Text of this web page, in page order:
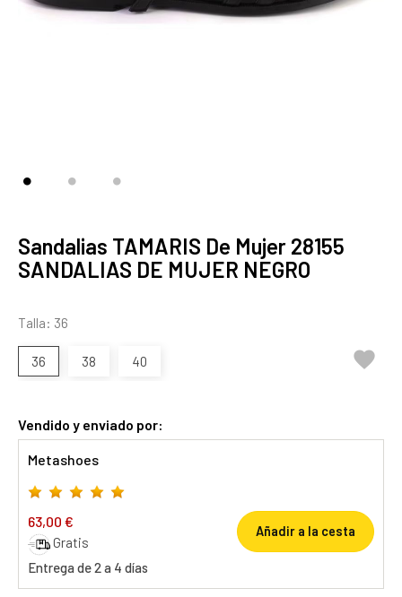
Sandalias TAMARIS De Mujer 28155
SANDALIAS DE MUJER NEGRO
Talla: 36
36 38 40 
Vendido y enviado por:
Metashoes
63,00 €
Gratis
Entrega de 2 a 4 días
Añadir a la cesta